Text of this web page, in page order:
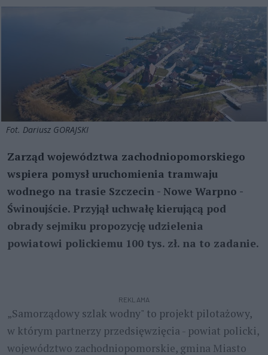
Fot. Dariusz GORAJSKI
Zarząd województwa zachodniopomorskiego
wspiera pomysł uruchomienia tramwaju
wodnego na trasie Szczecin - Nowe Warpno -
Świnoujście. Przyjął uchwałę kierującą pod
obrady sejmiku propozycję udzielenia
powiatowi polickiemu 100 tys. zł. na to zadanie.
REKLAMA
„Samorządowy szlak wodny" to projekt pilotażowy,
w którym partnerzy przedsięwzięcia - powiat policki,
województwo zachodniopomorskie, gmina Miasto